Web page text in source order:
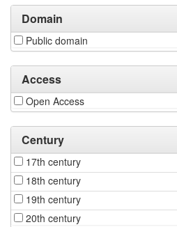
Domain
Public domain
Access
Open Access
Century
17th century
18th century
19th century
20th century